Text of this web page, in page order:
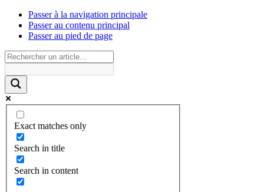
Passer à la navigation principale
Passer au contenu principal
Passer au pied de page
Exact matches only
Search in title
Search in content